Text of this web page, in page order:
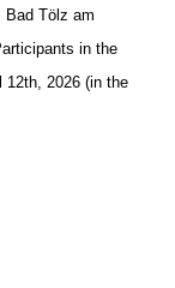
Bad Tölz am
in the
12th, 2026 (in the